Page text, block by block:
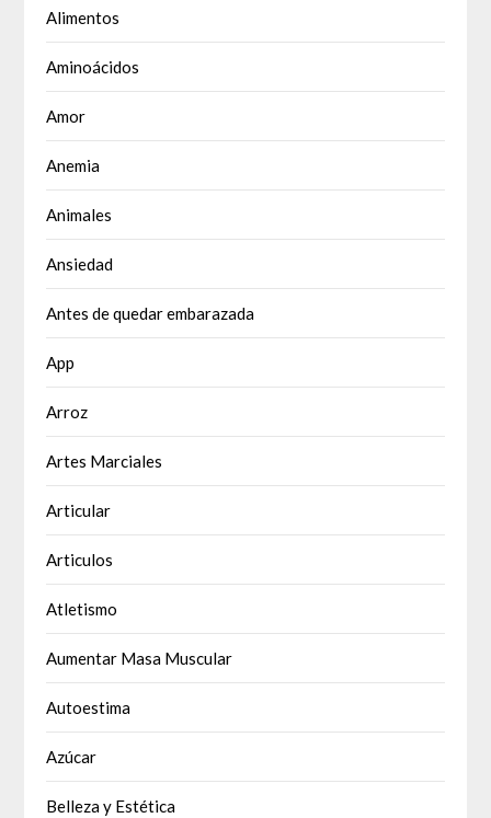
Alimentos
Aminoácidos
Amor
Anemia
Animales
Ansiedad
Antes de quedar embarazada
App
Arroz
Artes Marciales
Articular
Articulos
Atletismo
Aumentar Masa Muscular
Autoestima
Azúcar
Belleza y Estética